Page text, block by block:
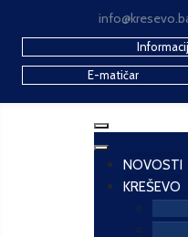
E-matičar
NOVOSTI
KREŠEVO